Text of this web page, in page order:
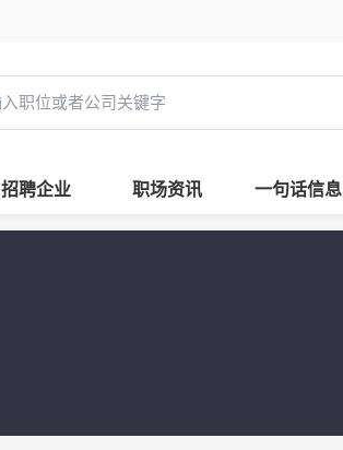
招聘企业 职场资讯 一句话信息